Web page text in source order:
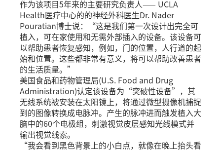
作为该项目5年来的主要研究负责人—— UCLA
Health医疗中心的的神经外科医生Dr. Nader
Pouratian博士说：“这是我们第一次设计出完全可
植入，可在家使用和无需外部插入的设备。该设备可
以帮助患者恢复感知，例如，门的位置，人行道的起
始和位置。这些都非常有意义，将可以帮助改善患者
的生活质量。”
美国食品和药物管理局(U.S. Food and Drug
Administration)认定该设备为“突破性设备”，其
无线系统被安装在太阳镜上，将通过微型摄像机捕捉
到的图像转换成电脉冲。产生的脉冲进而触发植入大
脑中的60个电极组，刺激视觉皮层感知光线模式并
输出视觉线索。
“我会看到黑色背景上的小白点，就像在晚上抬头看